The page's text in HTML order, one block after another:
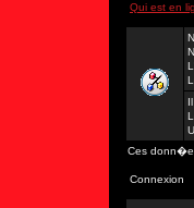
Qui est en
Ces
Connexion